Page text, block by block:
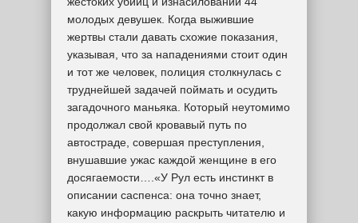
молодых девушек. Когда выжившие
жертвы стали давать схожие показания,
указывая, что за нападениями стоит один
и тот же человек, полиция столкнулась с
труднейшей задачей поймать и осудить
загадочного маньяка. Который неутомимо
продолжал свой кровавый путь по
автостраде, совершая преступления,
внушавшие ужас каждой женщине в его
досягаемости….«У Рул есть инстинкт в
описании саспенса: она точно знает,
какую информацию раскрыть читателю и